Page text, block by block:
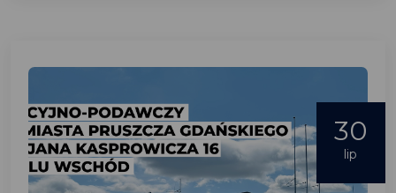
30
lip